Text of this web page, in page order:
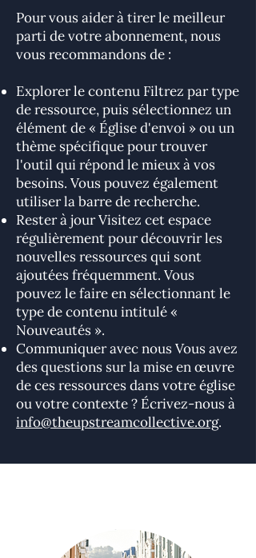
Pour vous aider à tirer le meilleur
parti de votre abonnement, nous
vous recommandons de :
Explorer le contenu Filtrez par type
de ressource, puis sélectionnez un
élément de « Église d'envoi » ou un
thème spécifique pour trouver
l'outil qui répond le mieux à vos
besoins. Vous pouvez également
utiliser la barre de recherche.
Rester à jour Visitez cet espace
régulièrement pour découvrir les
nouvelles ressources qui sont
ajoutées fréquemment. Vous
pouvez le faire en sélectionnant le
type de contenu intitulé «
Nouveautés ».
Communiquer avec nous Vous avez
des questions sur la mise en œuvre
de ces ressources dans votre église
ou votre contexte ? Écrivez-nous à
info@theupstreamcollective.org.